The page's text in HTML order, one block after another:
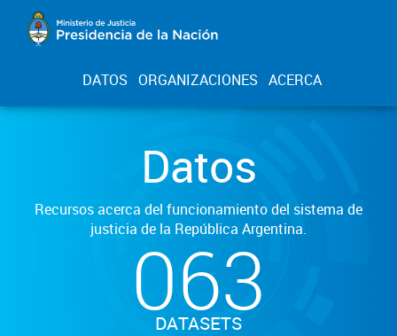
DATOS ORGANIZACIONES ACERCA
Datos
Recursos acerca del funcionamiento del sistema de
justicia de la República Argentina.
063
DATASETS